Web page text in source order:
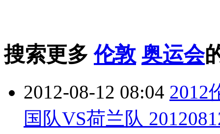
搜索更多伦敦 奥运会
2012-08-12 08:04 2012
国队VS荷兰队